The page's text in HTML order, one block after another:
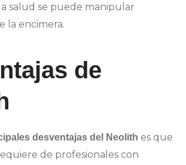
salud se puede manipular
la encimera.
de
desventajas del Neolith es que
de profesionales con